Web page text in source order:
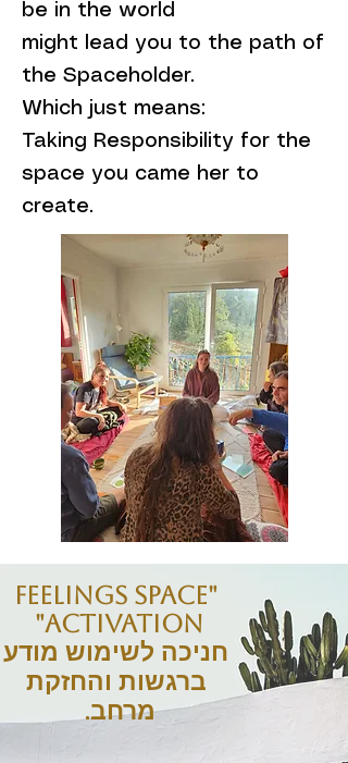
be in the world
might lead you to the path of
the Spaceholder.
Which just means:
Taking Responsibility for the
space you came her to
create.
"Feelings Space
Activation"
חניכה לשימוש מודע
ברגשות והחזקת
מרחב.